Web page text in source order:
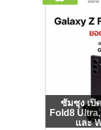
ซัมซุง เปิ
Fold8
และ